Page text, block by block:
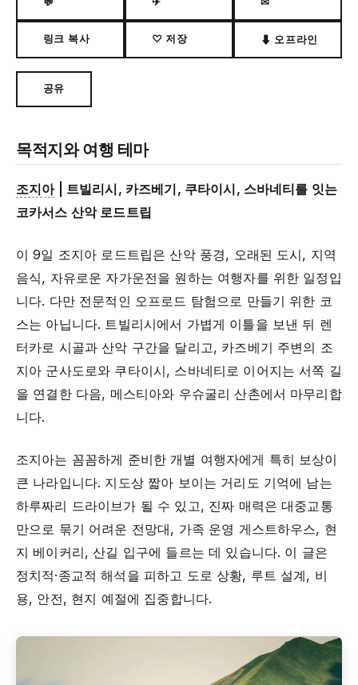
링크 복사 ♡ 저장 ⬇ 오프라인
공유
목적지와 여행 테마
조지아| 트빌리시, 카즈베기, 쿠타이시, 스바네티를 잇는
코카서스 산악 로드트립
이 9일 조지아 로드트립은 산악 풍경, 오래된 도시, 지역
음식, 자유로운 자가운전을 원하는 여행자를 위한 일정입
니다. 다만 전문적인 오프로드 탐험으로 만들기 위한 코
스는 아닙니다. 트빌리시에서 가볍게 이틀을 보낸 뒤 렌
터카로 시골과 산악 구간을 달리고, 카즈베기 주변의 조
지아 군사도로와 쿠타이시, 스바네티로 이어지는 서쪽 길
을 연결한 다음, 메스티아와 우슈굴리 산촌에서 마무리합
니다.
조지아는 꼼꼼하게 준비한 개별 여행자에게 특히 보상이
큰 나라입니다. 지도상 짧아 보이는 거리도 기억에 남는
하루짜리 드라이브가 될 수 있고, 진짜 매력은 대중교통
만으로 묶기 어려운 전망대, 가족 운영 게스트하우스, 현
지 베이커리, 산길 입구에 들르는 데 있습니다. 이 글은
정치적·종교적 해석을 피하고 도로 상황, 루트 설계, 비
용, 안전, 현지 예절에 집중합니다.